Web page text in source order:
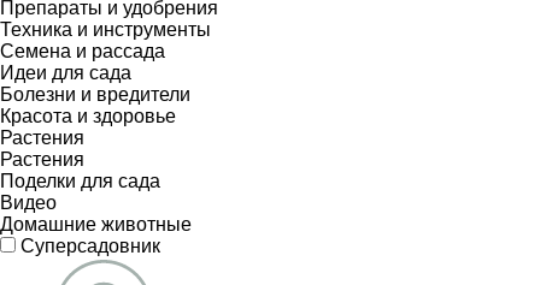
Препараты и удобрения
Техника и инструменты
Семена и рассада
Идеи для сада
Болезни и вредители
Красота и здоровье
Растения
Растения
Поделки для сада
Видео
Домашние животные
Суперсадовник